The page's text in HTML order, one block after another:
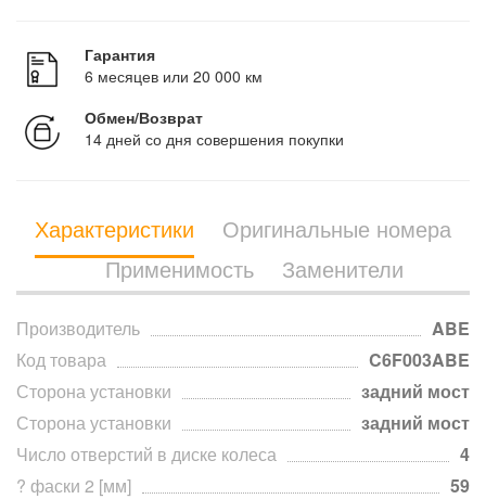
Гарантия
6 месяцев или 20 000 км
Обмен/Возврат
14 дней со дня совершения покупки
Характеристики
Оригинальные номера
Применимость
Заменители
Производитель
ABE
Код товара
C6F003ABE
Сторона установки
задний мост
Сторона установки
задний мост
Число отверстий в диске колеса
4
? фаски 2 [мм]
59